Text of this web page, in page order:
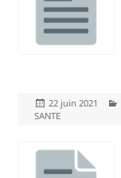
Publié
le
22 juin 2021
SANTE